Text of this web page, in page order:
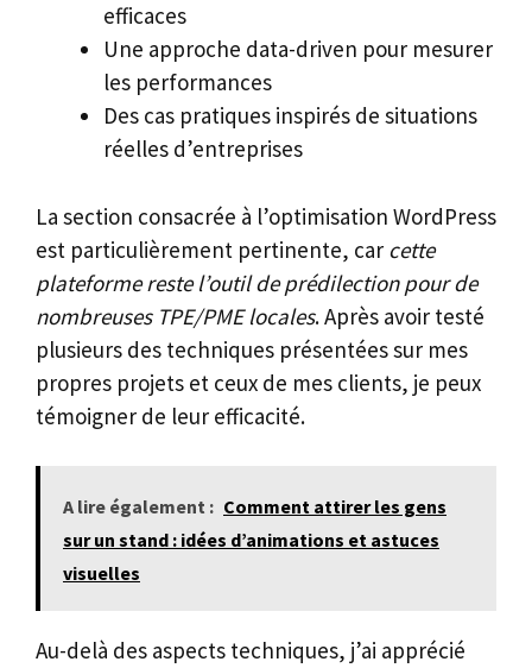
efficaces
Une approche data-driven pour mesurer
les performances
Des cas pratiques inspirés de situations
réelles d’entreprises
La section consacrée à l’optimisation WordPress
est particulièrement pertinente, car cette
plateforme reste l’outil de prédilection pour de
nombreuses TPE/PME locales. Après avoir testé
plusieurs des techniques présentées sur mes
propres projets et ceux de mes clients, je peux
témoigner de leur efficacité.
A lire également : Comment attirer les gens
sur un stand : idées d’animations et astuces
visuelles
Au-delà des aspects techniques, j’ai apprécié